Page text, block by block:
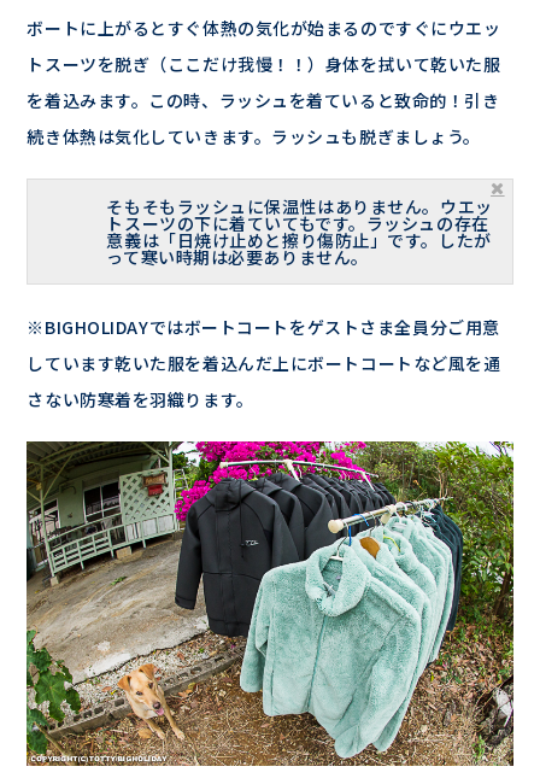
ボートに上がるとすぐ体熱の気化が始まるのですぐにウエッ
トスーツを脱ぎ（ここだけ我慢！！）身体を拭いて乾いた服
を着込みます。この時、ラッシュを着ていると致命的！引き
続き体熱は気化していきます。ラッシュも脱ぎましょう。
そもそもラッシュに保温性はありません。ウエッ
トスーツの下に着ていてもです。ラッシュの存在
意義は「日焼け止めと擦り傷防止」です。したが
って寒い時期は必要ありません。
※BIGHOLIDAYではボートコートをゲストさま全員分ご用意
しています乾いた服を着込んだ上にボートコートなど風を通
さない防寒着を羽織ります。